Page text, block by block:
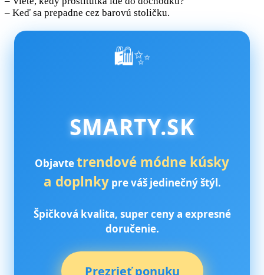
– Keď sa prepadne cez barovú stoličku.
🛍️✨
SMARTY.SK
Objavtetrendové módne kúsky
a doplnkypre váš jedinečný štýl.
Špičková kvalita, super ceny a expresné
doručenie.
Prezrieť ponuku